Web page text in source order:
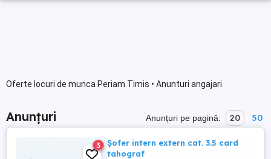
Oferte locuri de munca Periam Timis • Anunturi angajari
Anunțuri Anunțuri pe pagină: 20 50
3
Șofer intern extern cat. 3.5 card
tahograf